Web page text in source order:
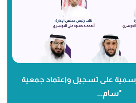
على تسجيل واعتماد جمعية
"سام...